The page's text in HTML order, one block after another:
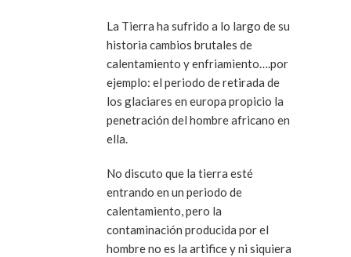
La Tierra ha sufrido a lo largo de su
historia cambios brutales de
calentamiento y enfriamiento….por
ejemplo: el periodo de retirada de
los glaciares en europa propicio la
penetración del hombre africano en
ella.
No discuto que la tierra esté
entrando en un periodo de
calentamiento, pero la
contaminación producida por el
hombre no es la artifice y ni siquiera